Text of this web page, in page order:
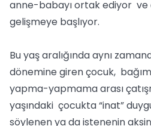
anne-babayı ortak ediyor ve
gelişmeye başlıyor.
Bu yaş aralığında aynı
dönemine giren çocuk,
yapma-yapmama arası
yaşındaki çocukta “inat”
söylenen ya da istenenin